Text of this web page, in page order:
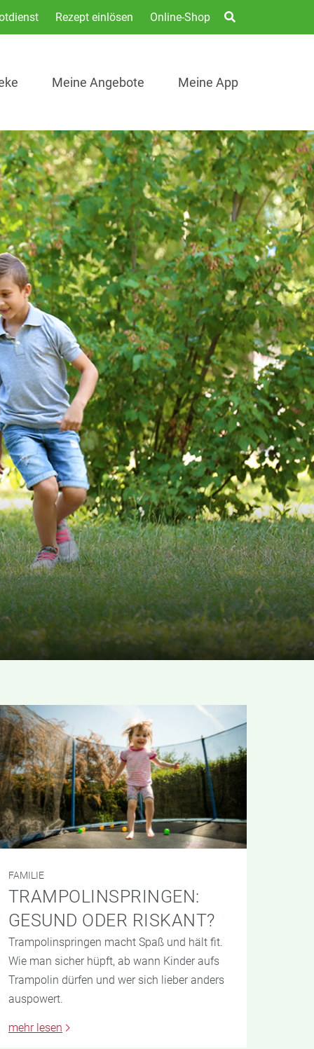
Rezept einlösen Online-Shop
Meine Angebote Meine App
FAMILIE
TRAMPOLINSPRINGEN:
GESUND ODER RISKANT?
Trampolinspringen macht Spaß und hält fit.
Wie man sicher hüpft, ab wann Kinder aufs
Trampolin dürfen und wer sich lieber anders
auspowert.
mehr lesen